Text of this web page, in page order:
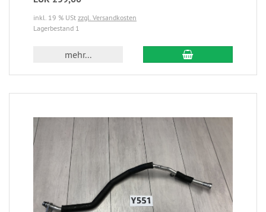
inkl. 19 % USt zzgl. Versandkosten
Lagerbestand 1
mehr...